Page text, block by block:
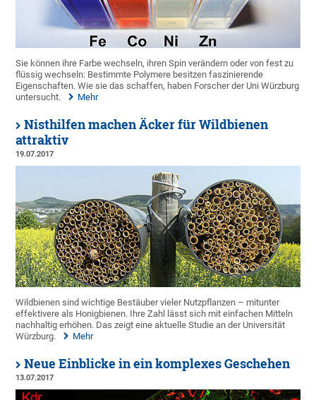
Sie können ihre Farbe wechseln, ihren Spin verändern oder von fest zu
flüssig wechseln: Bestimmte Polymere besitzen faszinierende
Eigenschaften. Wie sie das schaffen, haben Forscher der Uni Würzburg
untersucht.
Mehr
Nisthilfen machen Äcker für Wildbienen
attraktiv
19.07.2017
Wildbienen sind wichtige Bestäuber vieler Nutzpflanzen – mitunter
effektivere als Honigbienen. Ihre Zahl lässt sich mit einfachen Mitteln
nachhaltig erhöhen. Das zeigt eine aktuelle Studie an der Universität
Würzburg.
Mehr
Neue Einblicke in ein komplexes Geschehen
13.07.2017